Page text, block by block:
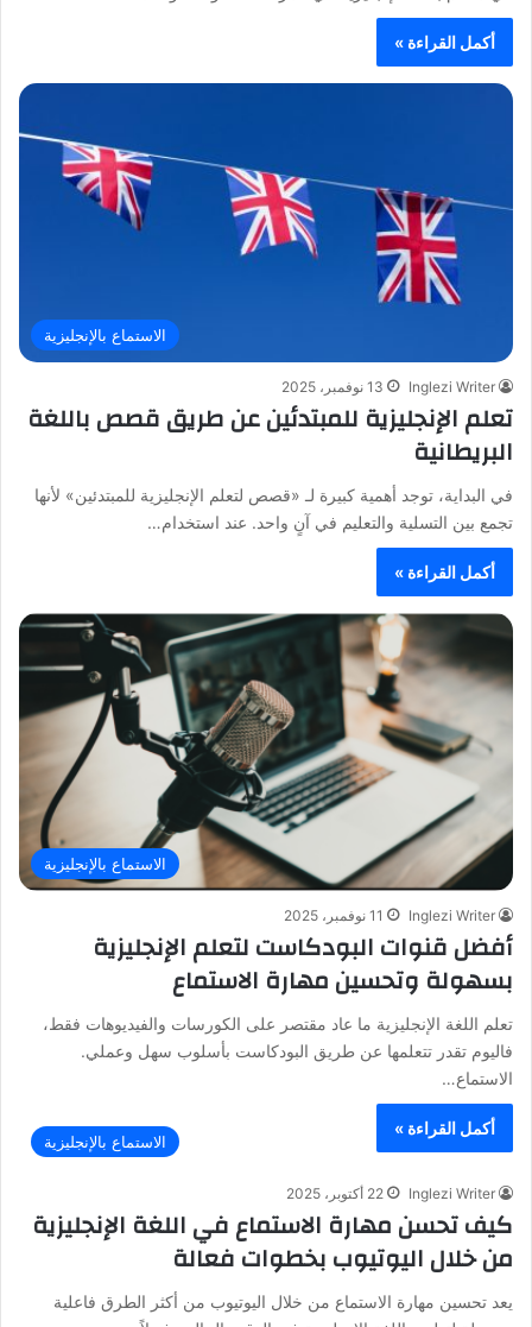
أكمل القراءة »
الاستماع بالإنجليزية
Inglezi Writer 13 نوفمبر، 2025
تعلم الإنجليزية للمبتدئين عن طريق قصص باللغة
البريطانية
في البداية، توجد أهمية كبيرة لـ «قصص لتعلم الإنجليزية للمبتدئين» لأنها
تجمع بين التسلية والتعليم في آنٍ واحد. عند استخدام…
أكمل القراءة »
الاستماع بالإنجليزية
Inglezi Writer 11 نوفمبر، 2025
أفضل قنوات البودكاست لتعلم الإنجليزية
بسهولة وتحسين مهارة الاستماع
تعلم اللغة الإنجليزية ما عاد مقتصر على الكورسات والفيديوهات فقط،
فاليوم تقدر تتعلمها عن طريق البودكاست بأسلوب سهل وعملي.
الاستماع…
أكمل القراءة »
الاستماع بالإنجليزية
Inglezi Writer 22 أكتوبر، 2025
كيف تحسن مهارة الاستماع في اللغة الإنجليزية
من خلال اليوتيوب بخطوات فعالة
يعد تحسين مهارة الاستماع من خلال اليوتيوب من أكثر الطرق فاعلية